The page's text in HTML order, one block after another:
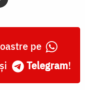
pe
și Telegram!